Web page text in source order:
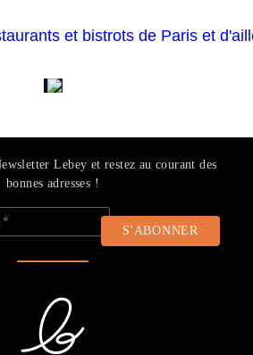
Lebey et restez au courant des
bonnes adresses !